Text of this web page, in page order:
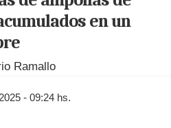
en un
Ramallo
- 09:24 hs.